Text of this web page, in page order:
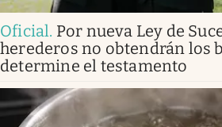
Oficial. Por nueva Ley de
herederos no obtendrán los
determine el testamento